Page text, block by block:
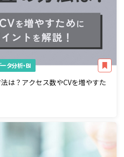
タ分析・BI
は？アクセス数やCVを増やすた